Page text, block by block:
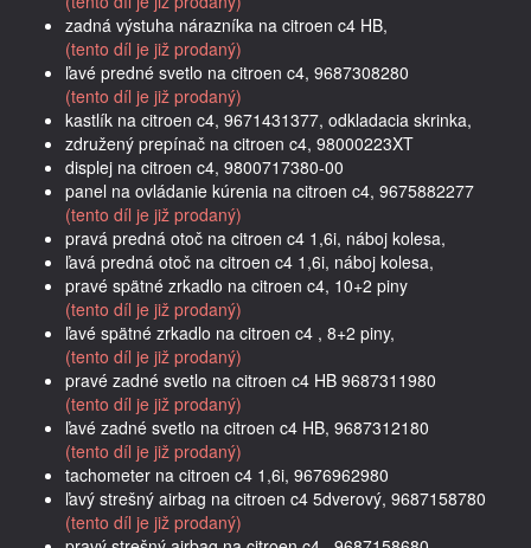
zadná výstuha nárazníka na citroen c4 HB,
(tento díl je již prodaný)
ľavé predné svetlo na citroen c4, 9687308280
(tento díl je již prodaný)
kastlík na citroen c4, 9671431377, odkladacia skrinka,
združený prepínač na citroen c4, 98000223XT
displej na citroen c4, 9800717380-00
panel na ovládanie kúrenia na citroen c4, 9675882277
(tento díl je již prodaný)
pravá predná otoč na citroen c4 1,6i, náboj kolesa,
ľavá predná otoč na citroen c4 1,6i, náboj kolesa,
pravé spätné zrkadlo na citroen c4, 10+2 piny
(tento díl je již prodaný)
ľavé spätné zrkadlo na citroen c4 , 8+2 piny,
(tento díl je již prodaný)
pravé zadné svetlo na citroen c4 HB 9687311980
(tento díl je již prodaný)
ľavé zadné svetlo na citroen c4 HB, 9687312180
(tento díl je již prodaný)
tachometer na citroen c4 1,6i, 9676962980
ľavý strešný airbag na citroen c4 5dverový, 9687158780
(tento díl je již prodaný)